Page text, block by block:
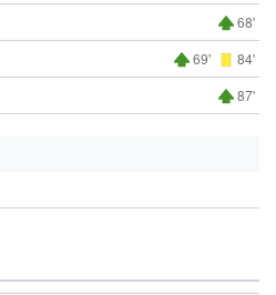
68'
69' 84'
87'